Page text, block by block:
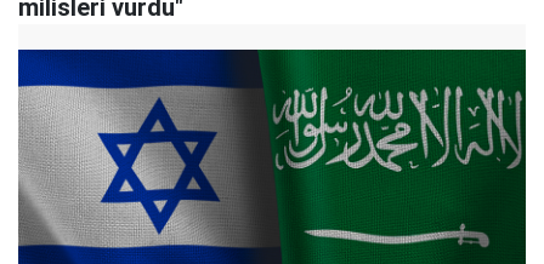
milisleri vurdu"